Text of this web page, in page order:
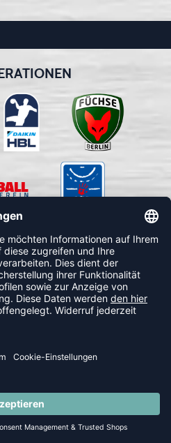
SPARE BIS ZU 65%
US